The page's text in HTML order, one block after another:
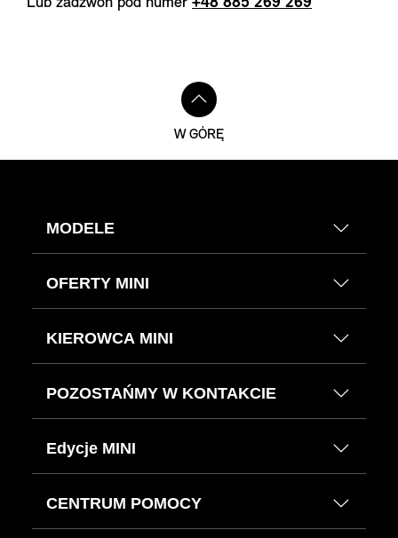
Lub zadzwoń pod numer +48 885 269 269
W GÓRĘ
MODELE
OFERTY MINI
KIEROWCA MINI
POZOSTAŃMY W KONTAKCIE
Edycje MINI
CENTRUM POMOCY